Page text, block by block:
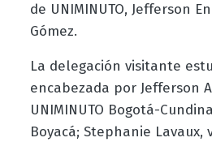
de UNIMINUTO, Jefferson
Gómez.
La delegación visitante
encabezada por Jefferson
UNIMINUTO Bogotá-
Boyacá; Stephanie Lavaux,